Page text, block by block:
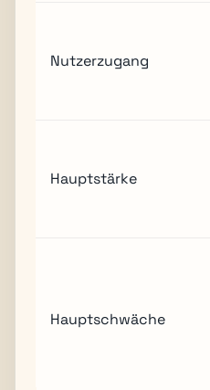
Nutzerzugang
Hauptstärke
Hauptschwäche